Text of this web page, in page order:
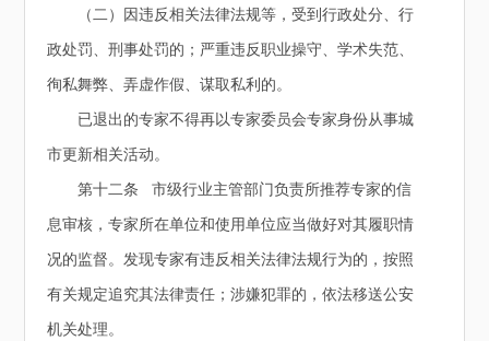
（二）因违反相关法律法规等，受到行政处分、行
政处罚、刑事处罚的；严重违反职业操守、学术失范、
徇私舞弊、弄虚作假、谋取私利的。
已退出的专家不得再以专家委员会专家身份从事城
市更新相关活动。
第十二条 市级行业主管部门负责所推荐专家的信
息审核，专家所在单位和使用单位应当做好对其履职情
况的监督。发现专家有违反相关法律法规行为的，按照
有关规定追究其法律责任；涉嫌犯罪的，依法移送公安
机关处理。